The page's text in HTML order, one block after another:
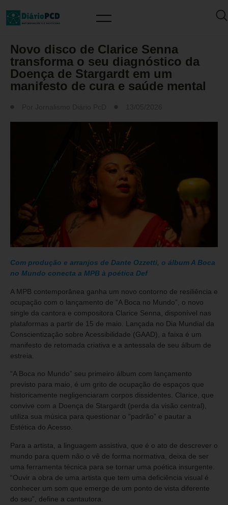
Novo disco de Clarice Senna
transforma o seu diagnóstico da
Doença de Stargardt em um
manifesto de cura e saúde mental
Com produção e arranjos de Dante Ozzetti, o álbum A Boca
no Mundo conecta a MPB à poética Def
A MPB contemporânea ganha um novo contorno de resiliência e
ocupação com o lançamento de “A Boca no Mundo”, o novo
single da cantora e compositora Clarice Senna, disponível nas
plataformas a partir de 15 de maio. Lançada no Dia Mundial da
Conscientização sobre Acessibilidade (GAAD), a faixa é um
manifesto de retomada criativa e a antessala de seu álbum de
estreia.
“A Boca no Mundo” seu primeiro álbum com lançamento
previsto para maio, é um grito de ocupação de espaços que
historicamente negligenciaram corpos dissidentes. Clarice, que
convive com a Doença de Stargardt (perda da visão central),
utiliza sua música para questionar o “padrão” e pautar a
Estética do Acesso.
Para a artista, a linguagem assistiva, que é o ato de descrever o
mundo para quem não o vê de forma normativa, deixa de ser
uma ferramenta técnica para se tornar uma poética insurgente.
“Ouvir a obra de uma artista que tem uma deficiência visual é
conhecer um som que emerge de um ponto de vista diferente
do seu”, define a cantautora.